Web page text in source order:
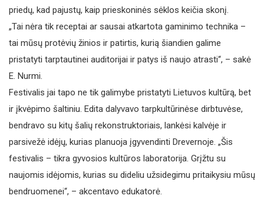
priedų, kad pajustų, kaip prieskoninės sėklos keičia skonį.
„Tai nėra tik receptai ar sausai atkartota gaminimo technika –
tai mūsų protėvių žinios ir patirtis, kurią šiandien galime
pristatyti tarptautinei auditorijai ir patys iš naujo atrasti“, – sakė
E. Nurmi.
Festivalis jai tapo ne tik galimybe pristatyti Lietuvos kultūrą, bet
ir įkvėpimo šaltiniu. Edita dalyvavo tarpkultūrinėse dirbtuvėse,
bendravo su kitų šalių rekonstruktoriais, lankėsi kalvėje ir
parsivežė idėjų, kurias planuoja įgyvendinti Drevernoje. „Šis
festivalis – tikra gyvosios kultūros laboratorija. Grįžtu su
naujomis idėjomis, kurias su dideliu užsidegimu pritaikysiu mūsų
bendruomenei“, – akcentavo edukatorė.